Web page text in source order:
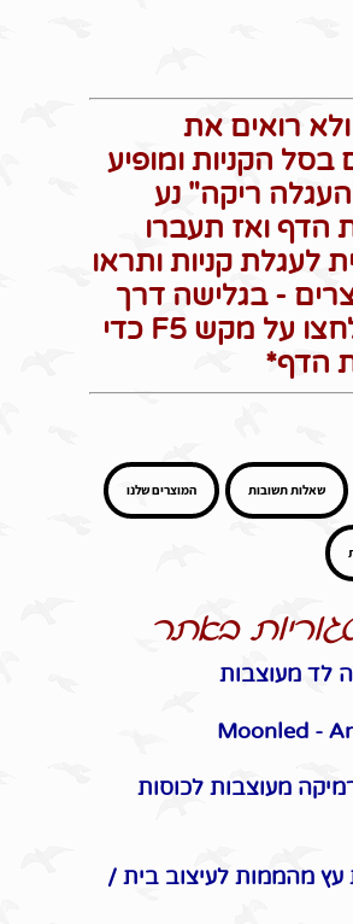
רואים את
בסל הקניות ומופיע
ריקה" נע
הדף ואז תעברו
לעגלת קניות ותראו
- בגלישה דרך
מחשב לחצו על מקש F5 כדי
הדף*
שאלות תשובות המוצרים שלנו
באתר
לד מעוצבות
מעוצבות לכוסות
עץ מהממות לעיצוב בית /